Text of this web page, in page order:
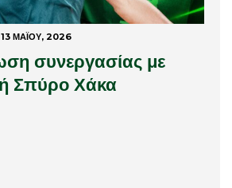
13 ΜΑΪ́ΟΥ, 2026
συνεργασίας με
Σπύρο Χάκα